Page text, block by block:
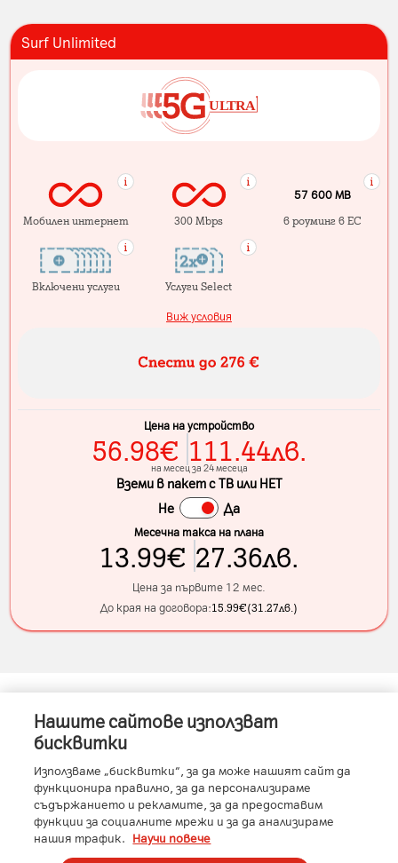
Surf Unlimited
Мобилен интернет 300 Mbps
57 600 MB
в роуминг в ЕС
Включени услуги Услуги Select
Виж условия
Цена на устройство
56.98€ 111.44лв.
на месец за 24 месеца
Вземи в пакет с ТВ или НЕТ
Не
Да
Месечна такса на плана
13.99€ 27.36лв.
Цена за първите 12 мес.
До края на договора:15.99€(31.27лв. )
Информация за устройството
Характеристики
RAM: 12GB
Нашите сайтове използват
бисквитки
Използваме „бисквитки“, за да може нашият сайт да
функционира правилно, за да персонализираме
съдържанието и рекламите, за да предоставим
функции за социалните мрежи и за да анализираме
нашия трафик. Научи повече